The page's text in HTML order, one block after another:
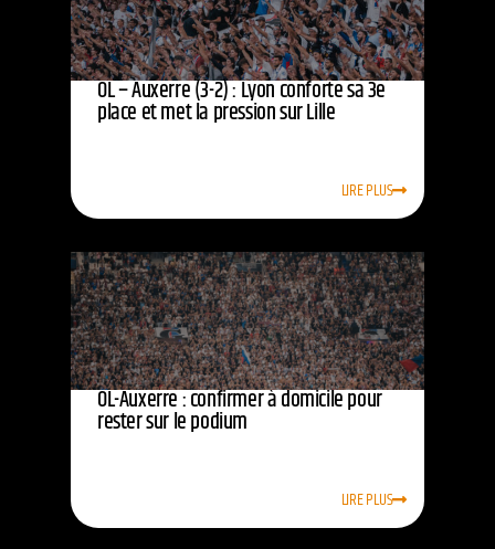
OL – Auxerre (3-2) : Lyon conforte sa 3e
place et met la pression sur Lille
LIRE PLUS
OL-Auxerre : confirmer à domicile pour
rester sur le podium
LIRE PLUS